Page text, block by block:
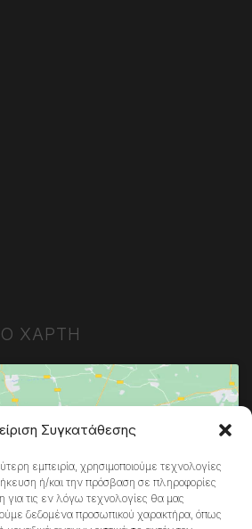
Συγκατάθεσης
εμπειρία, χρησιμοποιούμε τεχνολογίες
ή/και την πρόσβαση σε πληροφορίες
τις εν λόγω τεχνολογίες θα μας
δεδομένα προσωπικού χαρακτήρα, όπως
ΧΑΡΤΗ
το Google maps.
Πολιτική Cookies